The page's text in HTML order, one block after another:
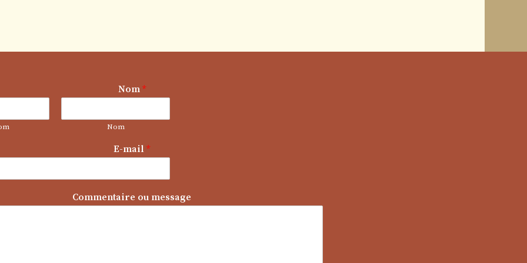
Nom *
Nom
E-mail *
o
Commentaire ou message